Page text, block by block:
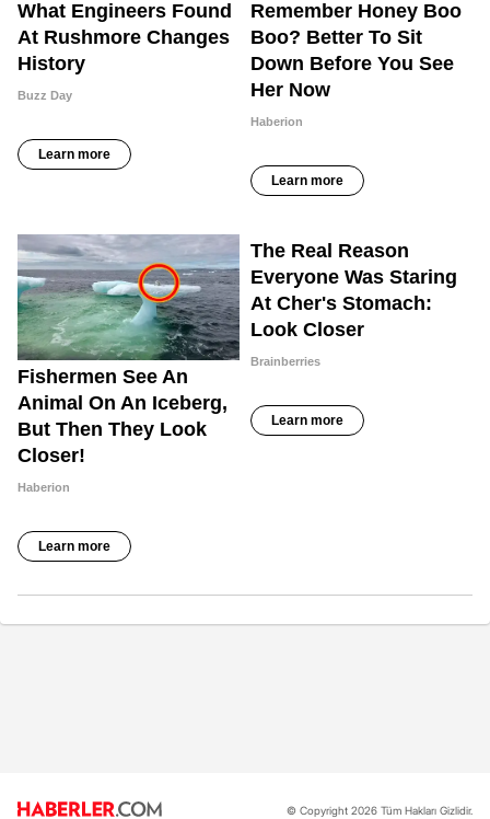
© Copyright 2026 Tüm Hakları Gizlidir.